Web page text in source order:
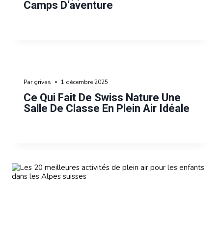
Camps D’aventure
Ce Qui Fait De Swiss Nature Une
Salle De Classe En Plein Air Idéale
Par grivas 1 décembre 2025